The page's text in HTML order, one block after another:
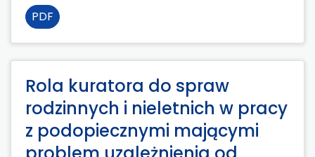
PDF
Rola kuratora do spraw
rodzinnych i nieletnich w pracy
z podopiecznymi mającymi